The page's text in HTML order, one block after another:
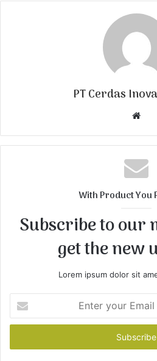
PT Cerdas
b
s
i
With Product You
Subscribe to our
get the new
Lorem ipsum dolor sit
t
r